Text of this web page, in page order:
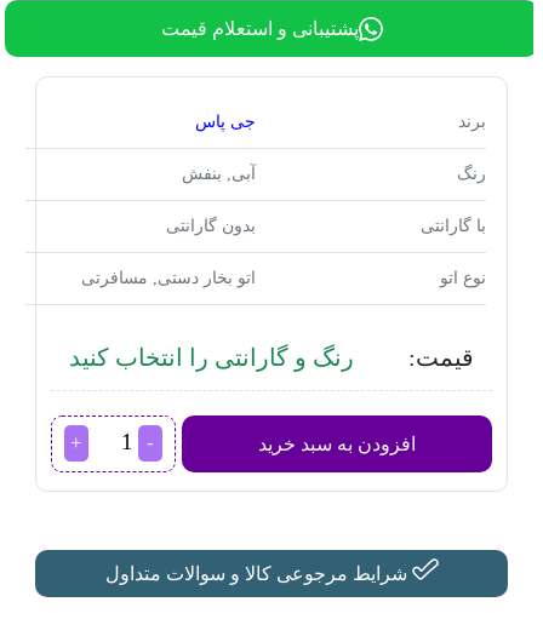
پشتیبانی و استعلام قیمت
برند جی پاس
رنگ آبی, بنفش
با گارانتی بدون گارانتی
نوع اتو اتو بخار دستی, مسافرتی
قیمت: رنگ و گارانتی را انتخاب کنید
افزودن به سبد خرید
اتو
مسافرتی
GSI7806N
عدد
شرایط مرجوعی کالا و سوالات متداول